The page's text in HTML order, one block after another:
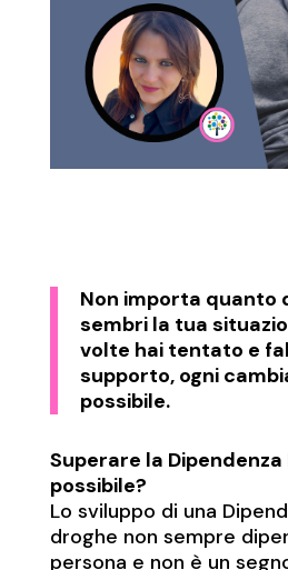
Non importa quanto
sembri la tua
volte hai tentato e
supporto, ogni
possibile.
Superare la
possibile?
Lo sviluppo di una
droghe non sempre
persona e non è un